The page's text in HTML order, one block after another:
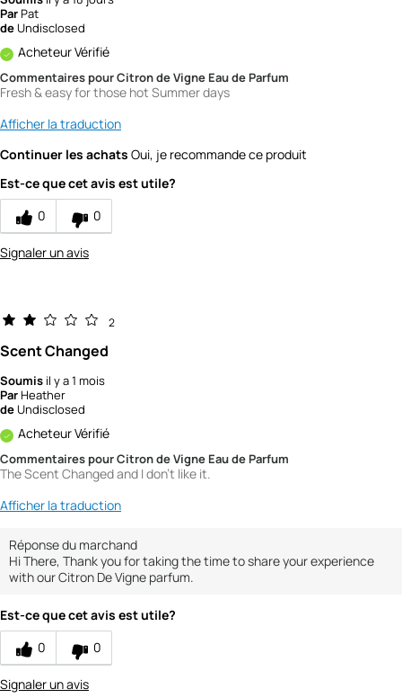
ParPat
deUndisclosed
Acheteur Vérifié
Commentaires pour Citron de Vigne Eau de Parfum
Fresh & easy for those hot Summer days
Afficher la traduction
Continuer les achats Oui, je recommande ce produit
Est-ce que cet avis est utile?
0
0
Signaler un avis
2
Scent Changed
Soumis il y a 1 mois
ParHeather
deUndisclosed
Acheteur Vérifié
Commentaires pour Citron de Vigne Eau de Parfum
The Scent Changed and I don't like it.
Afficher la traduction
Réponse du marchand
Hi There, Thank you for taking the time to share your experience
with our Citron De Vigne parfum.
Est-ce que cet avis est utile?
0
0
Signaler un avis